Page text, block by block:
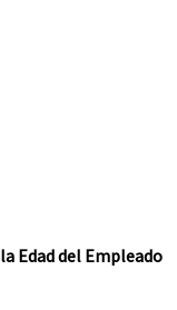
Edad del Empleado